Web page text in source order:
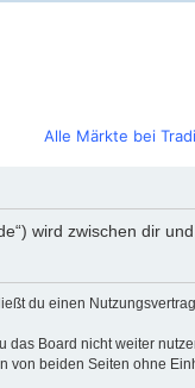
Alle Märkte bei
wird zwischen dir
du einen
Board nicht weiter
von beiden Seiten ohne